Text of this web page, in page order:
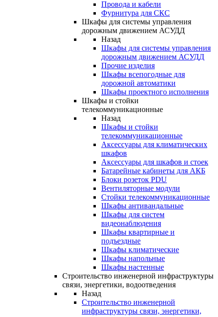
Провода и кабели
Фурнитура для СКС
Шкафы для системы управления
дорожным движением АСУДД
Назад
Шкафы для системы управления
дорожным движением АСУДД
Прочие изделия
Шкафы всепогодные для
дорожной автоматики
Шкафы проектного исполнения
Шкафы и стойки
телекоммуникационные
Назад
Шкафы и стойки
телекоммуникационные
Аксессуары для климатических
шкафов
Аксессуары для шкафов и стоек
Батарейные кабинеты для АКБ
Блоки розеток PDU
Вентиляторные модули
Стойки телекоммуникационные
Шкафы антивандальные
Шкафы для систем
видеонаблюдения
Шкафы квартирные и
подъездные
Шкафы климатические
Шкафы напольные
Шкафы настенные
Строительство инженерной инфраструктуры
связи, энергетики, водоотведения
Назад
Строительство инженерной
инфраструктуры связи, энергетики,